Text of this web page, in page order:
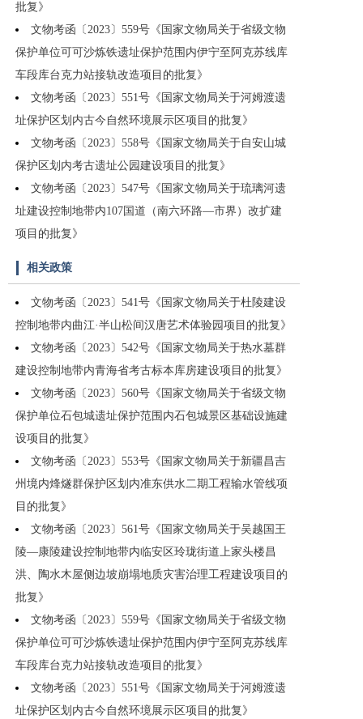
批复》
文物考函〔2023〕559号《国家文物局关于省级文物
保护单位可可沙炼铁遗址保护范围内伊宁至阿克苏线库
车段库台克力站接轨改造项目的批复》
文物考函〔2023〕551号《国家文物局关于河姆渡遗
址保护区划内古今自然环境展示区项目的批复》
文物考函〔2023〕558号《国家文物局关于自安山城
保护区划内考古遗址公园建设项目的批复》
文物考函〔2023〕547号《国家文物局关于琉璃河遗
址建设控制地带内107国道（南六环路—市界）改扩建
项目的批复》
相关政策
文物考函〔2023〕541号《国家文物局关于杜陵建设
控制地带内曲江·半山松间汉唐艺术体验园项目的批复》
文物考函〔2023〕542号《国家文物局关于热水墓群
建设控制地带内青海省考古标本库房建设项目的批复》
文物考函〔2023〕560号《国家文物局关于省级文物
保护单位石包城遗址保护范围内石包城景区基础设施建
设项目的批复》
文物考函〔2023〕553号《国家文物局关于新疆昌吉
州境内烽燧群保护区划内准东供水二期工程输水管线项
目的批复》
文物考函〔2023〕561号《国家文物局关于吴越国王
陵—康陵建设控制地带内临安区玲珑街道上家头楼昌
洪、陶水木屋侧边坡崩塌地质灾害治理工程建设项目的
批复》
文物考函〔2023〕559号《国家文物局关于省级文物
保护单位可可沙炼铁遗址保护范围内伊宁至阿克苏线库
车段库台克力站接轨改造项目的批复》
文物考函〔2023〕551号《国家文物局关于河姆渡遗
址保护区划内古今自然环境展示区项目的批复》